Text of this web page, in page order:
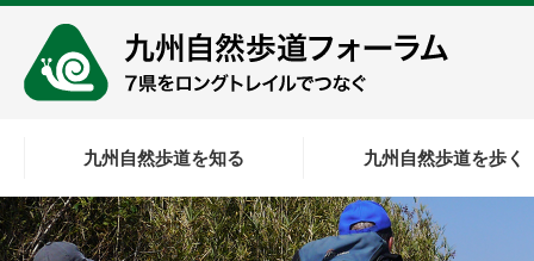
九州自然歩道を知る 九州自然歩道を歩く